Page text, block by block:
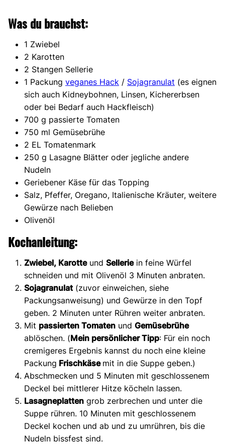
Was du brauchst:
1 Zwiebel
2 Karotten
2 Stangen Sellerie
1 Packung veganes Hack / Sojagranulat (es eignen
sich auch Kidneybohnen, Linsen, Kichererbsen
oder bei Bedarf auch Hackfleisch)
700 g passierte Tomaten
750 ml Gemüsebrühe
2 EL Tomatenmark
250 g Lasagne Blätter oder jegliche andere
Nudeln
Geriebener Käse für das Topping
Salz, Pfeffer, Oregano, Italienische Kräuter, weitere
Gewürze nach Belieben
Olivenöl
Kochanleitung:
Zwiebel, Karotteund Selleriein feine Würfel
schneiden und mit Olivenöl 3 Minuten anbraten.
Sojagranulat (zuvor einweichen, siehe
Packungsanweisung) und Gewürze in den Topf
geben. 2 Minuten unter Rühren weiter anbraten.
Mit passierten Tomaten und Gemüsebrühe
ablöschen. (Mein persönlicher Tipp: Für ein noch
cremigeres Ergebnis kannst du noch eine kleine
Packung Frischkäse mit in die Suppe geben.)
Abschmecken und 5 Minuten mit geschlossenem
Deckel bei mittlerer Hitze köcheln lassen.
Lasagneplatten grob zerbrechen und unter die
Suppe rühren. 10 Minuten mit geschlossenem
Deckel kochen und ab und zu umrühren, bis die
Nudeln bissfest sind.